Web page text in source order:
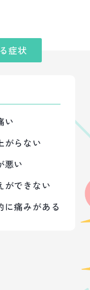
症状
い
がらない
悪い
ができない
に痛みがある